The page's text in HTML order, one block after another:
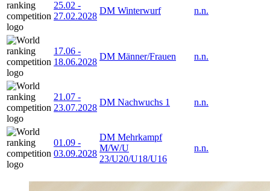
25.02 -
27.02.2028
DM Winterwurf n.n.
17.06 -
18.06.2028
DM Männer/Frauen n.n.
21.07 -
23.07.2028
DM Nachwuchs 1 n.n.
01.09 -
03.09.2028
DM Mehrkampf
M/W/U
23/U20/U18/U16
n.n.